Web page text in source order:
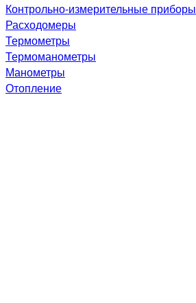
Контрольно-измерительные приборы
Расходомеры
Термометры
Термоманометры
Манометры
Отопление